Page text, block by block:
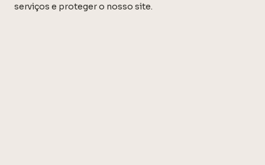
serviços e proteger o nosso site.